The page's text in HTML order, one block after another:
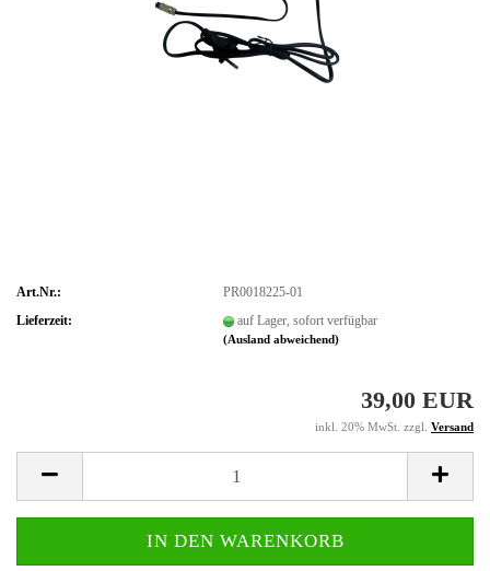
Art.Nr.:
PR0018225-01
Lieferzeit:
auf Lager, sofort verfügbar
(Ausland abweichend)
39,00 EUR
inkl. 20% MwSt. zzgl. Versand